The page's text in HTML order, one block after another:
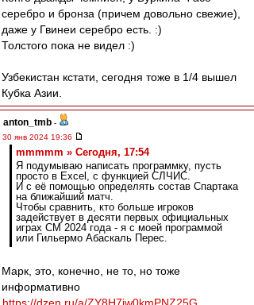
серебро и бронза (причем довольно свежие),
даже у Гвинеи серебро есть. :)
Толстого пока не видел :)
Узбекистан кстати, сегодня тоже в 1/4 вышел
Кубка Азии.
anton_tmb -
30 янв 2024 19:36
mmmmm » Сегодня, 17:54
Я подумываю написать программку, пусть
просто в Excel, с функцией СЛЧИС.
И с её помощью определять состав Спартака
на ближайший матч.
Чтобы сравнить, кто больше игроков
задействует в десяти первых официальных
играх СМ 2024 года - я с моей программой
или Гильермо Абаскаль Перес.
Марк, это, конечно, не то, но тоже
информативно